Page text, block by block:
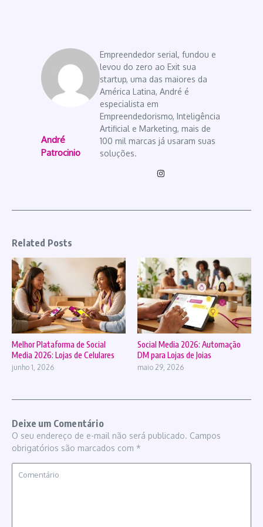
André
Patrocinio
Empreendedor serial, fundou e
levou do zero ao Exit sua
startup, uma das maiores da
América Latina, André é
especialista em
Empreendedorismo, Inteligência
Artificial e Marketing, mais de
100 mil marcas já usaram suas
soluções.
Related Posts
Melhor Plataforma de Social
Media 2026: Lojas de Celulares
junho 1, 2026
Social Media 2026: Automação
DM para Lojas de Joias
maio 29, 2026
Deixe um Comentário
O seu endereço de e-mail não será publicado. Campos
obrigatórios são marcados com *